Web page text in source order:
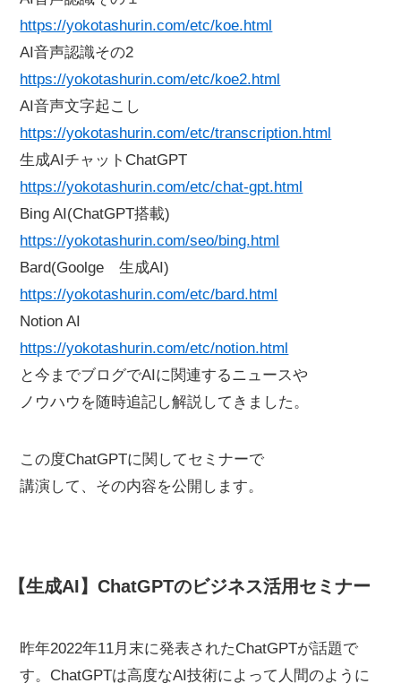
https://yokotashurin.com/etc/koe.html
AI音声認識その2
https://yokotashurin.com/etc/koe2.html
AI音声文字起こし
https://yokotashurin.com/etc/transcription.html
生成AIチャットChatGPT
https://yokotashurin.com/etc/chat-gpt.html
Bing AI(ChatGPT搭載)
https://yokotashurin.com/seo/bing.html
Bard(Goolge 生成AI)
https://yokotashurin.com/etc/bard.html
Notion AI
https://yokotashurin.com/etc/notion.html
と今までブログでAIに関連するニュースや
ノウハウを随時追記し解説してきました。
この度ChatGPTに関してセミナーで
講演して、その内容を公開します。
【生成AI】ChatGPTのビジネス活用セミナー
昨年2022年11月末に発表されたChatGPTが話題で
す。ChatGPTは高度なAI技術によって人間のように